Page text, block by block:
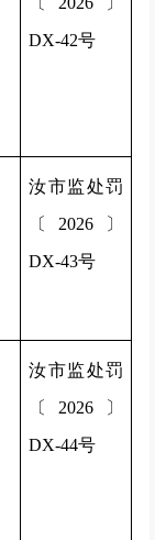
DX-42号
汝市监处罚
〔2026〕
DX-43号
汝市监处罚
〔2026〕
DX-44号